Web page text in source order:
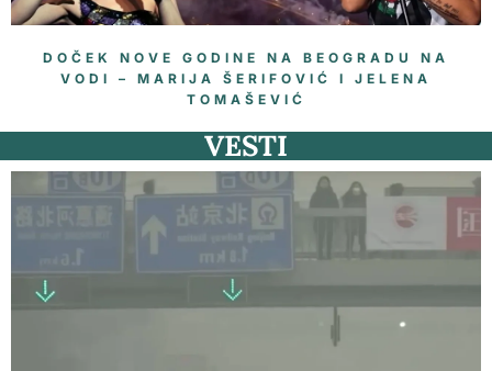
DOČEK NOVE GODINE NA BEOGRADU NA
VODI – MARIJA ŠERIFOVIĆ I JELENA
TOMAŠEVIĆ
VESTI